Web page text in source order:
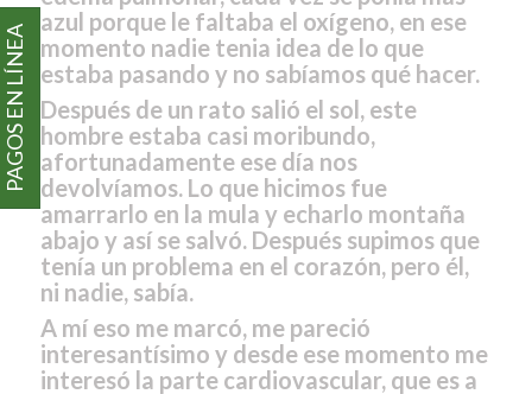
azul porque le faltaba el oxígeno, en ese
momento nadie tenia idea de lo que
estaba pasando y no sabíamos qué hacer.
Después de un rato salió el sol, este
hombre estaba casi moribundo,
afortunadamente ese día nos
devolvíamos. Lo que hicimos fue
amarrarlo en la mula y echarlo montaña
abajo y así se salvó. Después supimos que
tenía un problema en el corazón, pero él,
ni nadie, sabía.
A mí eso me marcó, me pareció
interesantísimo y desde ese momento me
interesó la parte cardiovascular, que es a
PAGOS EN LÍNEA